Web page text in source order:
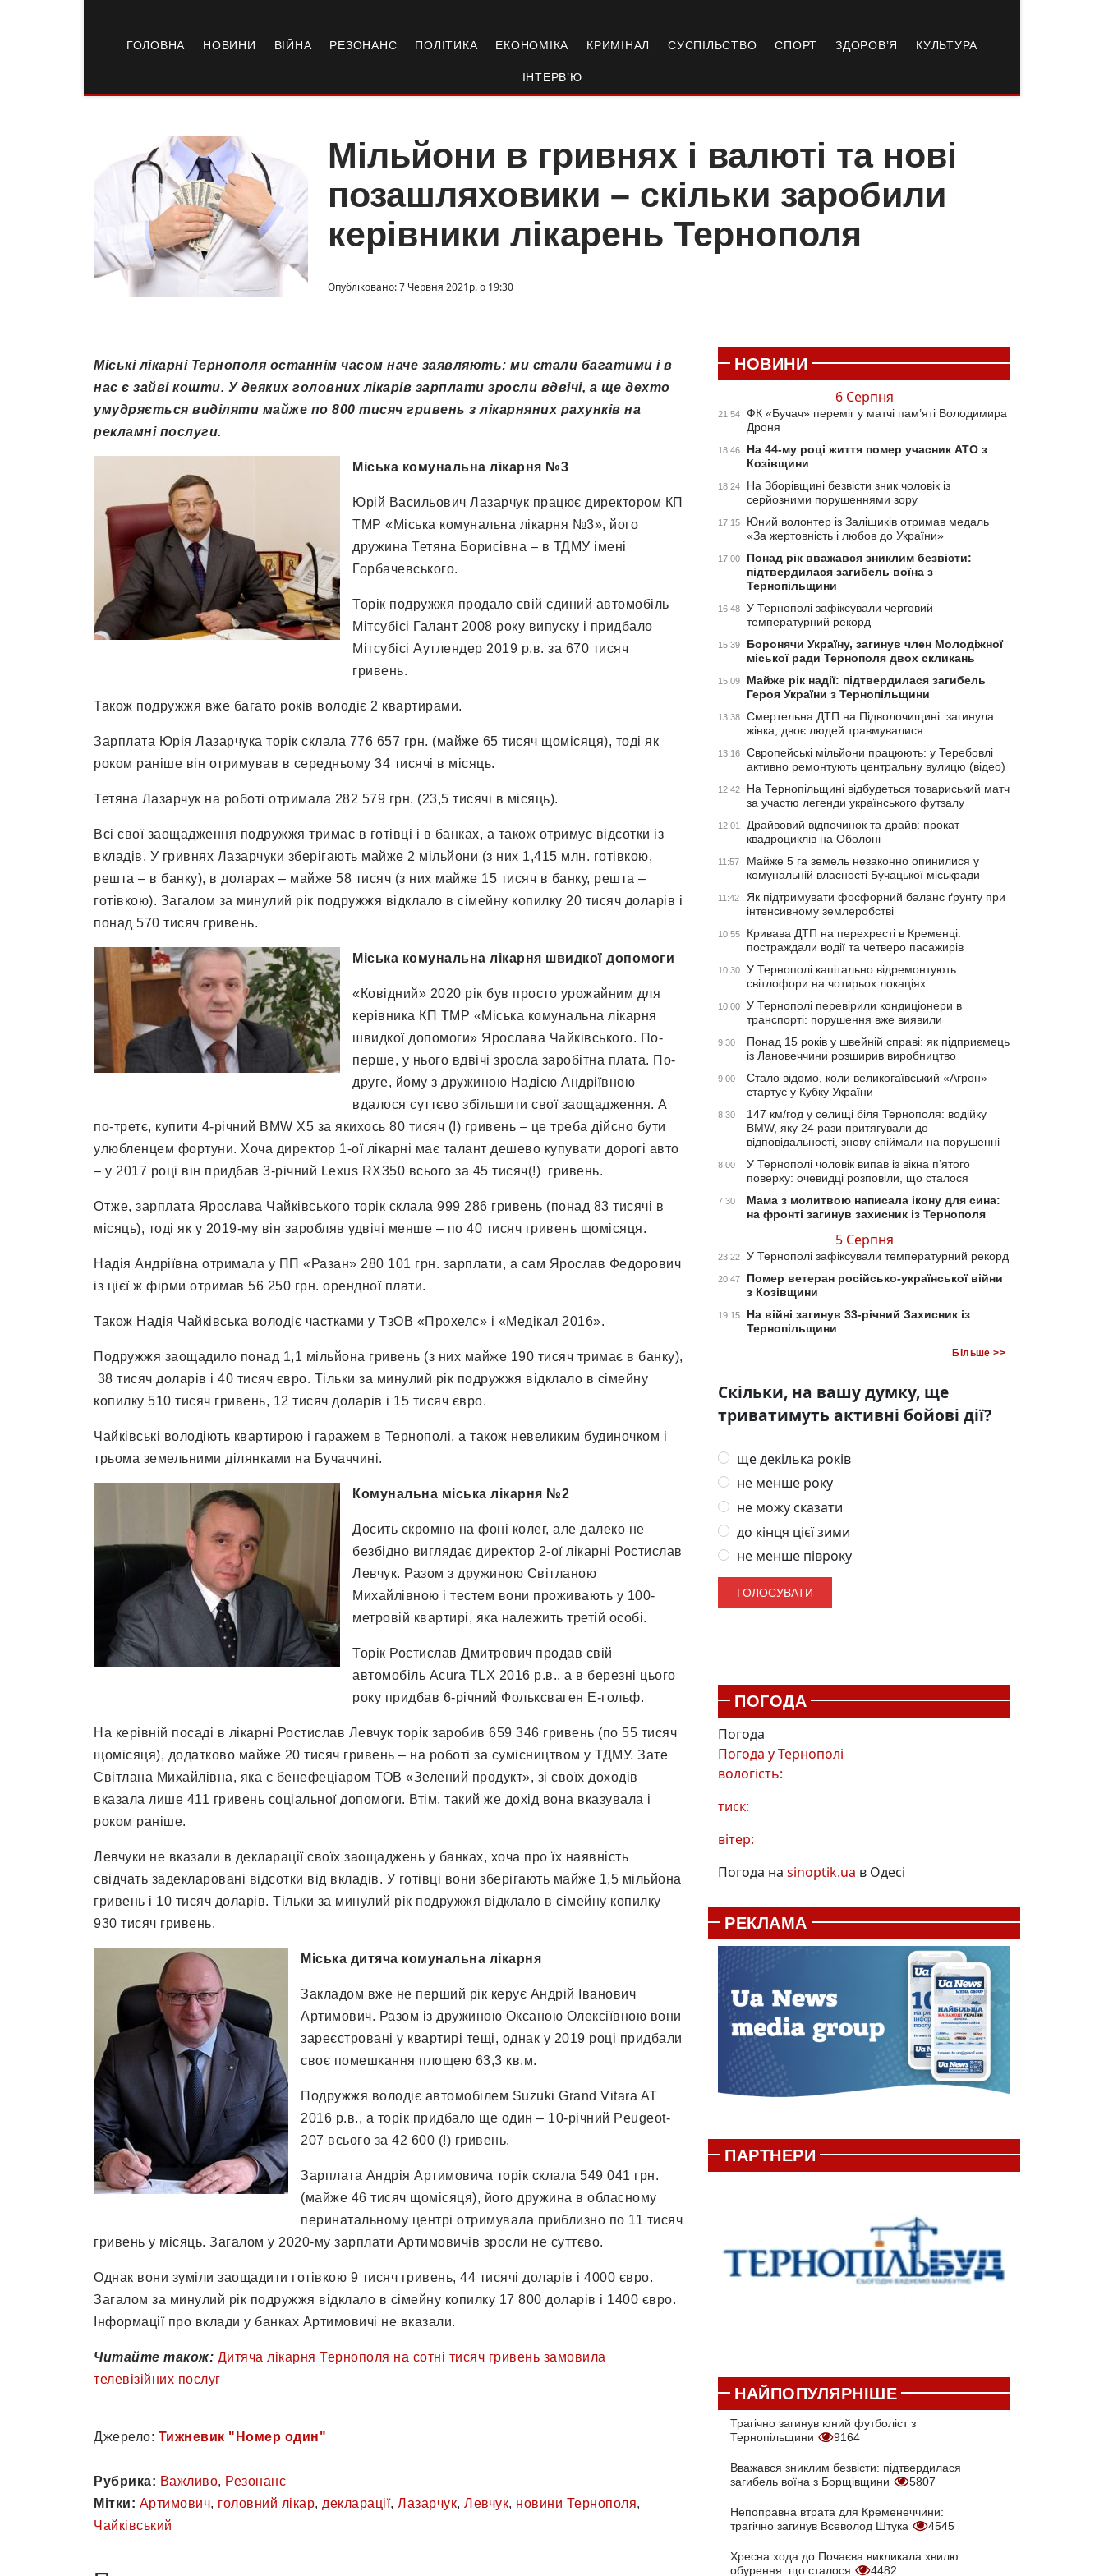
ГОЛОВНА НОВИНИ ВІЙНА РЕЗОНАНС ПОЛІТИКА ЕКОНОМІКА КРИМІНАЛ СУСПІЛЬСТВО СПОРТ ЗДОРОВ’Я КУЛЬТУРА
ІНТЕРВ’Ю
Мільйони в гривнях і валюті та нові
позашляховики – скільки заробили
керівники лікарень Тернополя
Опубліковано: 7 Червня 2021р. о 19:30
Міські лікарні Тернополя останнім часом наче заявляють: ми стали багатими і в
нас є зайві кошти. У деяких головних лікарів зарплати зросли вдвічі, а ще дехто
умудряється виділяти майже по 800 тисяч гривень з лікарняних рахунків на
рекламні послуги.
Міська комунальна лікарня №3
Юрій Васильович Лазарчук працює директором КП
ТМР «Міська комунальна лікарня №3», його
дружина Тетяна Борисівна – в ТДМУ імені
Горбачевського.
Торік подружжя продало свій єдиний автомобіль
Мітсубісі Галант 2008 року випуску і придбало
Мітсубісі Аутлендер 2019 р.в. за 670 тисяч
гривень.
Також подружжя вже багато років володіє 2 квартирами.
Зарплата Юрія Лазарчука торік склала 776 657 грн. (майже 65 тисяч щомісяця), тоді як
роком раніше він отримував в середньому 34 тисячі в місяць.
Тетяна Лазарчук на роботі отримала 282 579 грн. (23,5 тисячі в місяць).
Всі свої заощадження подружжя тримає в готівці і в банках, а також отримує відсотки із
вкладів. У гривнях Лазарчуки зберігають майже 2 мільйони (з них 1,415 млн. готівкою,
решта – в банку), в доларах – майже 58 тисяч (з них майже 15 тисяч в банку, решта –
готівкою). Загалом за минулий рік подружжя відклало в сімейну копилку 20 тисяч доларів і
понад 570 тисяч гривень.
Міська комунальна лікарня швидкої допомоги
«Ковідний» 2020 рік був просто урожайним для
керівника КП ТМР «Міська комунальна лікарня
швидкої допомоги» Ярослава Чайківського. По-
перше, у нього вдвічі зросла заробітна плата. По-
друге, йому з дружиною Надією Андріївною
вдалося суттєво збільшити свої заощадження. А
по-третє, купити 4-річний BMW X5 за якихось 80 тисяч (!) гривень – це треба дійсно бути
улюбленцем фортуни. Хоча директор 1-ої лікарні має талант дешево купувати дорогі авто
– у 2017 році він придбав 3-річний Lexus RX350 всього за 45 тисяч(!) гривень.
Отже, зарплата Ярослава Чайківського торік склала 999 286 гривень (понад 83 тисячі в
місяць), тоді як у 2019-му він заробляв удвічі менше – по 40 тисяч гривень щомісяця.
Надія Андріївна отримала у ПП «Разан» 280 101 грн. зарплати, а сам Ярослав Федорович
із цієї ж фірми отримав 56 250 грн. орендної плати.
Також Надія Чайківська володіє частками у ТзОВ «Прохелс» і «Медікал 2016».
Подружжя заощадило понад 1,1 мільйона гривень (з них майже 190 тисяч тримає в банку),
38 тисяч доларів і 40 тисяч євро. Тільки за минулий рік подружжя відклало в сімейну
копилку 510 тисяч гривень, 12 тисяч доларів і 15 тисяч євро.
Чайківські володіють квартирою і гаражем в Тернополі, а також невеликим будиночком і
трьома земельними ділянками на Бучаччині.
Комунальна міська лікарня №2
Досить скромно на фоні колег, але далеко не
безбідно виглядає директор 2-ої лікарні Ростислав
Левчук. Разом з дружиною Світланою
Михайлівною і тестем вони проживають у 100-
метровій квартирі, яка належить третій особі.
Торік Ростислав Дмитрович продав свій
автомобіль Acura TLX 2016 р.в., а в березні цього
року придбав 6-річний Фольксваген Е-гольф.
На керівній посаді в лікарні Ростислав Левчук торік заробив 659 346 гривень (по 55 тисяч
щомісяця), додатково майже 20 тисяч гривень – на роботі за сумісництвом у ТДМУ. Зате
Світлана Михайлівна, яка є бенефеціаром ТОВ «Зелений продукт», зі своїх доходів
вказала лише 411 гривень соціальної допомоги. Втім, такий же дохід вона вказувала і
роком раніше.
Левчуки не вказали в декларації своїх заощаджень у банках, хоча про їх наявність
свідчать задекларовані відсотки від вкладів. У готівці вони зберігають майже 1,5 мільйона
гривень і 10 тисяч доларів. Тільки за минулий рік подружжя відклало в сімейну копилку
930 тисяч гривень.
Міська дитяча комунальна лікарня
Закладом вже не перший рік керує Андрій Іванович
Артимович. Разом із дружиною Оксаною Олексіївною вони
зареєстровані у квартирі тещі, однак у 2019 році придбали
своє помешкання площею 63,3 кв.м.
Подружжя володіє автомобілем Suzuki Grand Vitara AT
2016 р.в., а торік придбало ще один – 10-річний Peugeot-
207 всього за 42 600 (!) гривень.
Зарплата Андрія Артимовича торік склала 549 041 грн.
(майже 46 тисяч щомісяця), його дружина в обласному
перинатальному центрі отримувала приблизно по 11 тисяч
гривень у місяць. Загалом у 2020-му зарплати Артимовичів зросли не суттєво.
Однак вони зуміли заощадити готівкою 9 тисяч гривень, 44 тисячі доларів і 4000 євро.
Загалом за минулий рік подружжя відклало в сімейну копилку 17 800 доларів і 1400 євро.
Інформації про вклади у банках Артимовичі не вказали.
Читайте також: Дитяча лікарня Тернополя на сотні тисяч гривень замовила
телевізійних послуг
Джерело: Тижневик "Номер один"
Рубрика: Важливо, Резонанс
Мітки: Артимович, головний лікар, декларації, Лазарчук, Левчук, новини Тернополя,
Чайківський
НОВИНИ
6 Серпня
21:54
ФК «Бучач» переміг у матчі пам’яті Володимира
Дроня
18:46
На 44-му році життя помер учасник АТО з
Козівщини
18:24
На Зборівщині безвісти зник чоловік із
серйозними порушеннями зору
17:15
Юний волонтер із Заліщиків отримав медаль
«За жертовність і любов до України»
17:00
Понад рік вважався зниклим безвісти:
підтвердилася загибель воїна з
Тернопільщини
16:48
У Тернополі зафіксували черговий
температурний рекорд
15:39
Боронячи Україну, загинув член Молодіжної
міської ради Тернополя двох скликань
15:09
Майже рік надії: підтвердилася загибель
Героя України з Тернопільщини
13:38
Смертельна ДТП на Підволочищині: загинула
жінка, двоє людей травмувалися
13:16
Європейські мільйони працюють: у Теребовлі
активно ремонтують центральну вулицю (відео)
12:42
На Тернопільщині відбудеться товариський матч
за участю легенди українського футзалу
12:01
Драйвовий відпочинок та драйв: прокат
квадроциклів на Оболоні
11:57
Майже 5 га земель незаконно опинилися у
комунальній власності Бучацької міськради
11:42
Як підтримувати фосфорний баланс ґрунту при
інтенсивному землеробстві
10:55
Кривава ДТП на перехресті в Кременці:
постраждали водії та четверо пасажирів
10:30
У Тернополі капітально відремонтують
світлофори на чотирьох локаціях
10:00
У Тернополі перевірили кондиціонери в
транспорті: порушення вже виявили
9:30
Понад 15 років у швейній справі: як підприємець
із Лановеччини розширив виробництво
9:00
Стало відомо, коли великогаївський «Агрон»
стартує у Кубку України
8:30
147 км/год у селищі біля Тернополя: водійку
BMW, яку 24 рази притягували до
відповідальності, знову спіймали на порушенні
8:00
У Тернополі чоловік випав із вікна п’ятого
поверху: очевидці розповіли, що сталося
7:30
Мама з молитвою написала ікону для сина:
на фронті загинув захисник із Тернополя
5 Серпня
23:22 У Тернополі зафіксували температурний рекорд
20:47
Помер ветеран російсько-української війни
з Козівщини
19:15
На війні загинув 33-річний Захисник із
Тернопільщини
Більше >>
Скільки, на вашу думку, ще
триватимуть активні бойові дії?
ще декілька років
не менше року
не можу сказати
до кінця цієї зими
не менше півроку
ПОГОДА
Погода
Погода уТернополі
вологість:
тиск:
вітер:
Погода на sinoptik.ua в Одесі
РЕКЛАМА
ПАРТНЕРИ
НАЙПОПУЛЯРНІШЕ
Трагічно загинув юний футболіст з
Тернопільщини
9164
Вважався зниклим безвісти: підтвердилася
загибель воїна з Борщівщини
5807
Непоправна втрата для Кременеччини:
трагічно загинув Всеволод Штука
4545
Хресна хода до Почаєва викликала хвилю
обурення: що сталося
4482